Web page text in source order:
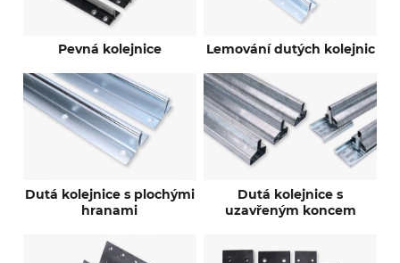
Pevná kolejnice Lemování dutých kolejnic
Dutá kolejnice s plochými
hranami
Dutá kolejnice s
uzavřeným koncem